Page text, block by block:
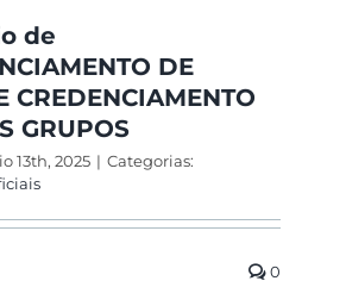
de
DE
CREDENCIAMENTO
GRUPOS
13th, 2025 | Categorias:
0